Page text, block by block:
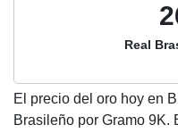
Real
El precio del oro hoy en
Brasileño por Gramo 9K.